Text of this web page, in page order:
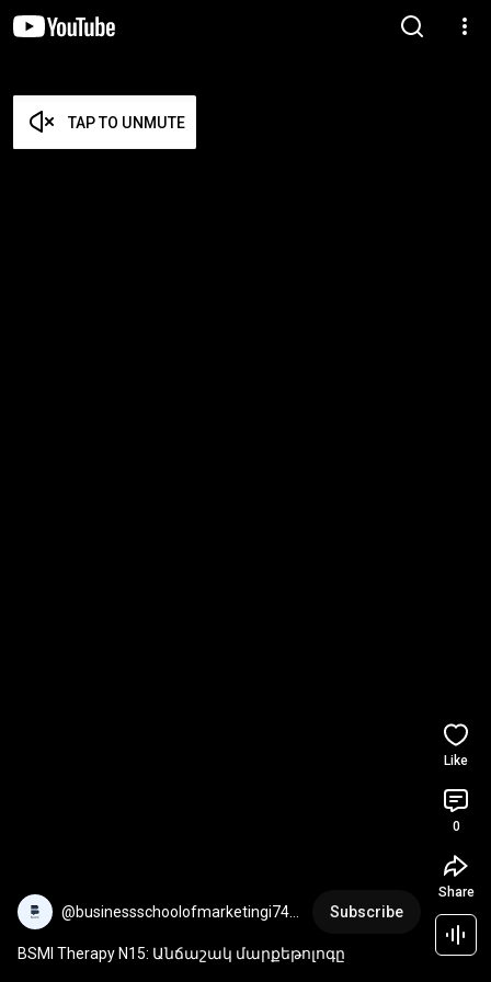
TAP TO UNMUTE
@businessschoolofmarketingi745
Subscribe
BSMI Therapy N15: Անճաշակ մարքեթոլոգը
Like
0
Share